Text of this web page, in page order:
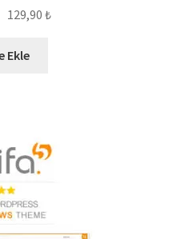
Orijinal
₺.
129,90 ₺Şu
Ekle